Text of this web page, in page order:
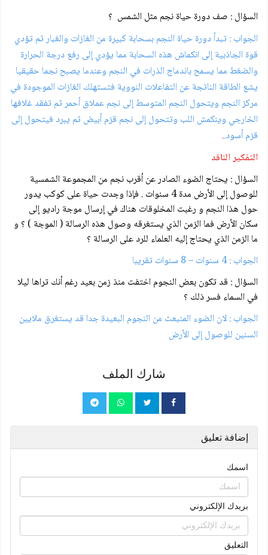
السؤال : صف دورة حياة نجم مثل الشمس ؟
الجواب : تبدأ دورة حياة النجم بسحابة كبيرة من الغازات والغبار ثم تؤدي
قوة الجاذبية إلى انكماش هذه السحابة مما يؤدي إلى رفع درجة الحرارة
والضغط مما يسمح باندماج الذرات في النجم وعندما يصبح نجما حقيقيا
يشع الطاقة الناتجة عن التفاعلات النووية فتستهلك الغازات الموجودة في
مركز النجم ويتحول النجم المتوسط إلى نجم عملاق أحمر ثم تفقد غلافها
الخارجي وينكمش اللب وتتحول إلى نجم قزم أبيض ثم يبرد فيتحول إلى
قزم أسود..
التفكير الناقد
السؤال : يحتاج الضوء الصادر عن أقرب نجم من المجموعة الشمسية
للوصول إلى الأرض مدة 4 سنوات . فإذا وجدت حياة على كوكب يدور
حول هذا النجم و رغبت المخلوقات هناك في إرسال موجة راديو إلى
سكان الأرض فما الزمن الذي يستغرقه وصول هذه الرسالة ( الموجة ) ؟ و
ما الزمن الذي يحتاج إليه العلماء للرد على الرسالة ؟
الجواب : 4 سنوات – 8 سنوات تقريبا
السؤال : قد تكون بعض النجوم اختفت منذ زمن بعيد رغم أنك تراها ليلا
في السماء فسر ذلك ؟
الجواب : لان الضوء المنبعث من النجوم البعيدة جدا قد يستغرق ملايين
السنين للوصول إلى الأرض
شارك الملف
إضافة تعليق
اسمك
بريدك الإلكتروني
التعليق